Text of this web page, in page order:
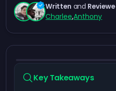
Written and
Charlee,Anthony
Key Takeaways